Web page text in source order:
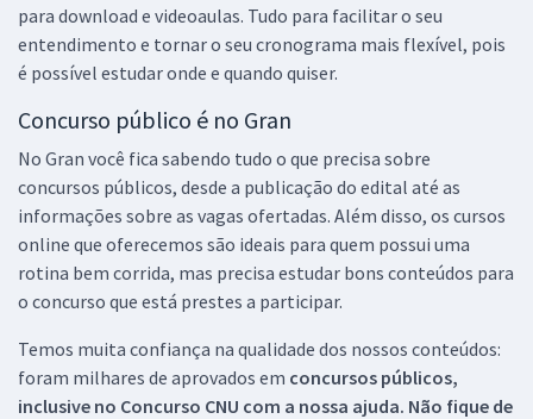
para download e videoaulas. Tudo para facilitar o seu
entendimento e tornar o seu cronograma mais flexível, pois
é possível estudar onde e quando quiser.
Concurso público é no Gran
No Gran você fica sabendo tudo o que precisa sobre
concursos públicos, desde a publicação do edital até as
informações sobre as vagas ofertadas. Além disso, os cursos
online que oferecemos são ideais para quem possui uma
rotina bem corrida, mas precisa estudar bons conteúdos para
o concurso que está prestes a participar.
Temos muita confiança na qualidade dos nossos conteúdos:
foram milhares de aprovados em concursos públicos,
inclusive no Concurso CNU com a nossa ajuda. Não fique de